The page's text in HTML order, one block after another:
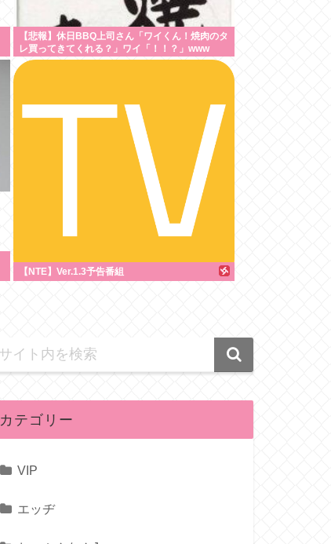
【悲報】休日BBQ上司さん「ワイくん！焼肉のタ
レ買ってきてくれる？」ワイ「！！？」www
【NTE】Ver.1.3予告番組
カテゴリー
VIP
エッヂ